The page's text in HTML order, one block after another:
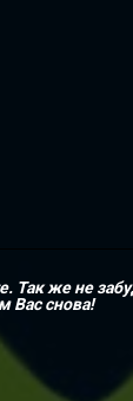
же не
Вас снова!